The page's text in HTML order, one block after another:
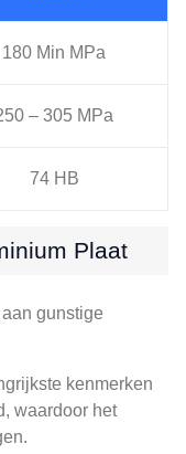
180 Min MPa
– 305 MPa
74 HB
Plaat
gunstige
kenmerken
waardoor het